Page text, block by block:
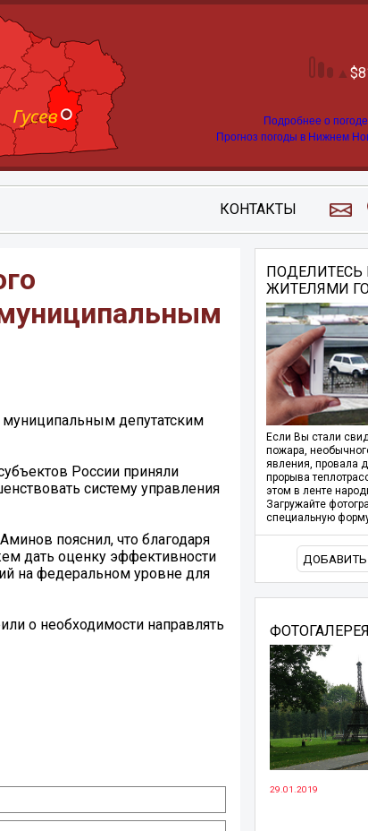
Подробнее о погоде
Прогноз погоды в Нижнем
КОНТАКТЫ
муниципальным депутатским
России приняли
систему управления
пояснил, что благодаря
дать оценку эффективности
на федеральном уровне для
о необходимости направлять
ПОДЕЛИТЕСЬ
ЖИТЕЛЯМИ
Если Вы стали
пожара,
явления, провала
прорыва
этом в ленте
Загружайте
специальную
ФОТОГАЛЕРЕЯ
29.01.2019